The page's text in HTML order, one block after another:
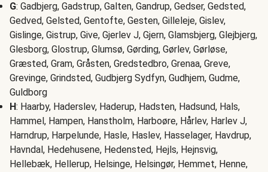
G: Gadbjerg, Gadstrup, Galten, Gandrup, Gedser, Gedsted,
Gedved, Gelsted, Gentofte, Gesten, Gilleleje, Gislev,
Gislinge, Gistrup, Give, Gjerlev J, Gjern, Glamsbjerg, Glejbjerg,
Glesborg, Glostrup, Glumsø, Gørding, Gørlev, Gørløse,
Græsted, Gram, Gråsten, Gredstedbro, Grenaa, Greve,
Grevinge, Grindsted, Gudbjerg Sydfyn, Gudhjem, Gudme,
Guldborg
H: Haarby, Haderslev, Haderup, Hadsten, Hadsund, Hals,
Hammel, Hampen, Hanstholm, Harboøre, Hårlev, Harlev J,
Harndrup, Harpelunde, Hasle, Haslev, Hasselager, Havdrup,
Havndal, Hedehusene, Hedensted, Hejls, Hejnsvig,
Hellebæk, Hellerup, Helsinge, Helsingør, Hemmet, Henne,